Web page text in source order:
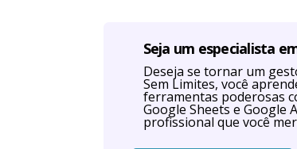
Seja um especialista
Deseja se tornar um
Sem Limites, você
ferramentas poderosas
Google Sheets e Google
profissional que você